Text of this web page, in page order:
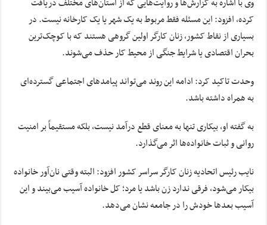
کرده، افزود: این مسئله فقط مربوط به یک شهر یا یک کارخانه نیست. در
بسیاری از نقاط کشور، زنان کارگر اولین گروهی هستند که با کوچک‌ترین
بحران اقتصادی یا شرایط جنگی از محیط کار حذف می‌شوند.
وحدت تاکید کرد: ادامه این روند می‌تواند پیامدهای اجتماعی گسترده‌ای
به همراه داشته باشد.
به گفته او، بیکاری تنها به معنای قطع درآمد نیست، بلکه مستقیماً بر امنیت
روانی و ثبات خانواده‌ها اثر می‌گذارد.
نایب رئیس اتحادیه زنان کارگر سراسر کشور افزود: البته وقتی نان‌آور خانواده
بیکار می‌شود، فرقی ندارد زن باشد یا مرد؛ کل خانواده آسیب می‌بیند و این
آسیب بعدها خودش را در جامعه نشان می‌دهد.